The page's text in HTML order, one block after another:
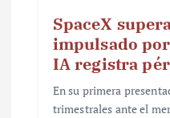
SpaceX
impulsado
IA registra
En su primera
trimestrales ante el